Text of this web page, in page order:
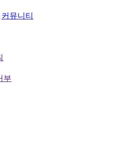
커뮤니티
부